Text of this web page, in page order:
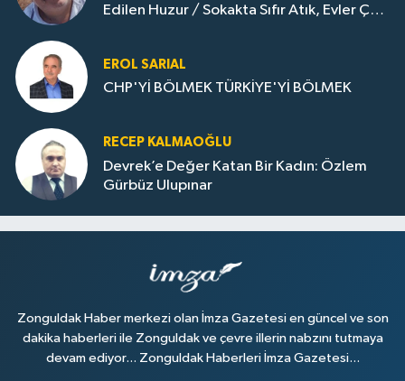
Edilen Huzur / Sokakta Sıfır Atık, Evler Çöp
EROL SARIAL
CHP'Yİ BÖLMEK TÜRKİYE'Yİ BÖLMEK
RECEP KALMAOĞLU
Devrek’e Değer Katan Bir Kadın: Özlem
Gürbüz Ulupınar
Zonguldak Haber merkezi olan İmza Gazetesi en güncel ve son
dakika haberleri ile Zonguldak ve çevre illerin nabzını tutmaya
devam ediyor... Zonguldak Haberleri İmza Gazetesi...